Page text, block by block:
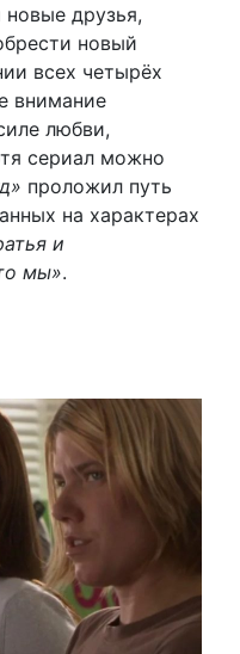
друзья,
новый
всех четырёх
внимание
любви,
сериал можно
проложил путь
на характерах
и
мы».